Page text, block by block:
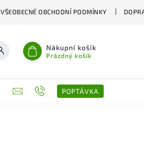
VŠEOBECNÉ OBCHODNÍ PODMÍNKY
Nákupní košík
Prázdný košík
KONTAKTY POPTÁVKA